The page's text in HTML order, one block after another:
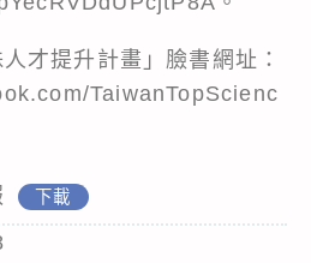
才提升計畫」臉書網址：
TaiwanTopScienc
下載